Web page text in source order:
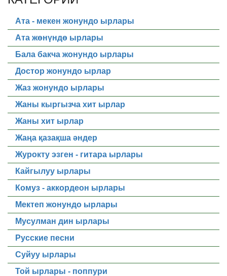
Ата - мекен жонундо ырлары
Ата жөнүндө ырлары
Бала бакча жонундо ырлары
Достор жонундо ырлар
Жаз жонундо ырлары
Жаны кыргызча хит ырлар
Жаны хит ырлар
Жаңа қазақша әндер
Журокту эзген - гитара ырлары
Кайгылуу ырлары
Комуз - аккордеон ырлары
Мектеп жонундо ырлары
Мусулман дин ырлары
Русские песни
Суйуу ырлары
Той ырлары - поппури